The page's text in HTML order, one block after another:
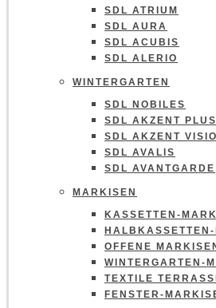
SDL ATRIUM
SDL AURA
SDL ACUBIS
SDL ALERIO
WINTERGARTEN
SDL NOBILES
SDL AKZENT PLUS
SDL AKZENT
SDL AVALIS
SDL AVANTGARDE
MARKISEN
KASSETTEN-
OFFENE
WINTERGARTEN-
TEXTILE
FENSTER-